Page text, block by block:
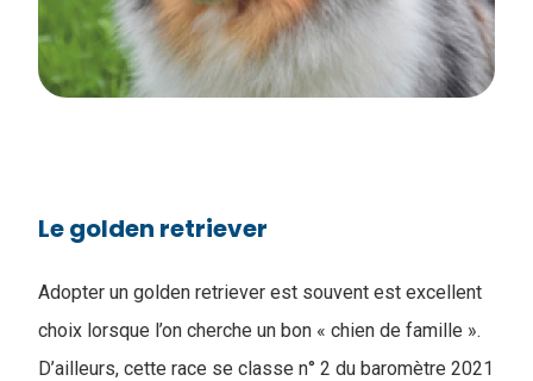
Le golden retriever
Adopter un golden retriever est souvent est excellent
choix lorsque l’on cherche un bon « chien de famille ».
D’ailleurs, cette race se classe n° 2 du baromètre 2021